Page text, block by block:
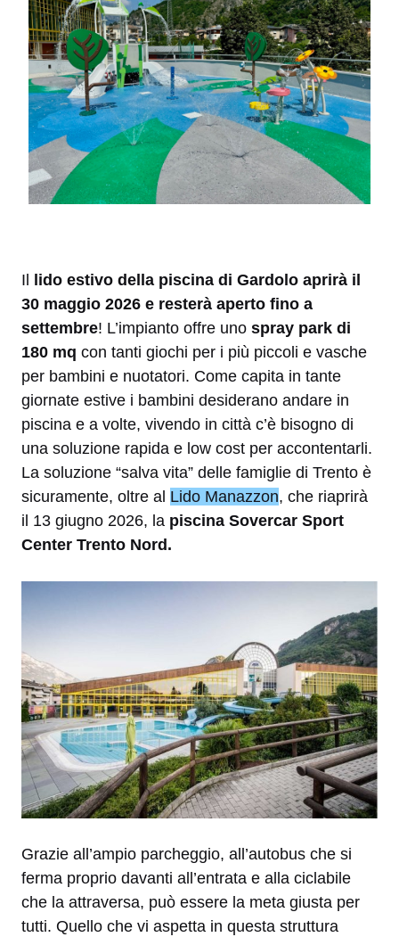
Il lido estivo della piscina di Gardolo aprirà il
30 maggio 2026 e resterà aperto fino a
settembre! L’impianto offre uno spray park di
180 mq con tanti giochi per i più piccoli e vasche
per bambini e nuotatori. Come capita in tante
giornate estive i bambini desiderano andare in
piscina e a volte, vivendo in città c’è bisogno di
una soluzione rapida e low cost per accontentarli.
La soluzione “salva vita” delle famiglie di Trento è
sicuramente, oltre al Lido Manazzon, che riaprirà
il 13 giugno 2026, la piscina Sovercar Sport
Center Trento Nord.
Grazie all’ampio parcheggio, all’autobus che si
ferma proprio davanti all’entrata e alla ciclabile
che la attraversa, può essere la meta giusta per
tutti. Quello che vi aspetta in questa struttura